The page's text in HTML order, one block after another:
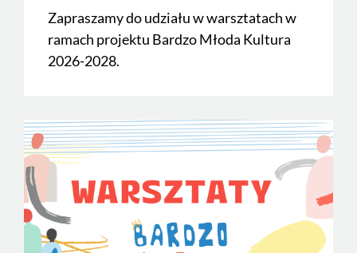
Zapraszamy do udziału w warsztatach w
ramach projektu Bardzo Młoda Kultura
2026-2028.